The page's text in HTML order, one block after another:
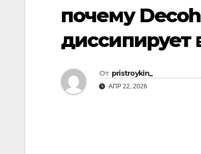
почему
диссипирует
От pristroykin_
АПР 22, 2026